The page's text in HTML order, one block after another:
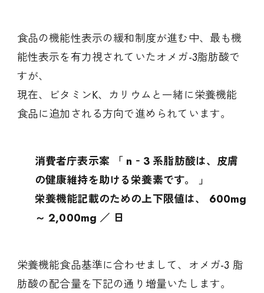
食品の機能性表示の緩和制度が進む中、最も機
能性表示を有力視されていたオメガ-3脂肪酸で
すが、
現在、ビタミンK、カリウムと一緒に栄養機能
食品に追加される方向で進められています。
消費者庁表示案 「 n‐3 系脂肪酸は、皮膚
の健康維持を助ける栄養素です。 」
栄養機能記載のための上下限値は、 600mg
～ 2,000mg ／ 日
栄養機能食品基準に合わせまして、オメガ-3 脂
肪酸の配合量を下記の通り増量いたします。